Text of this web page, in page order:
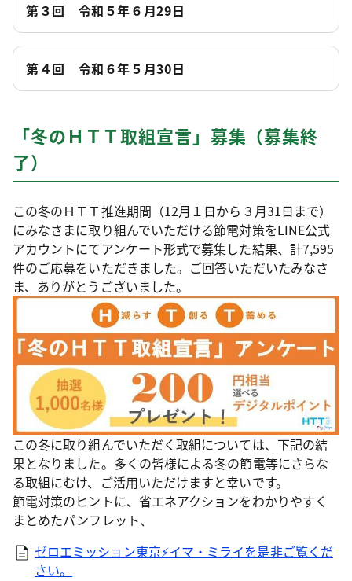
第３回 令和５年６月29日
第４回 令和６年５月30日
「冬のＨＴＴ取組宣言」募集（募集終
了）
この冬のＨＴＴ推進期間（12月１日から３月31日まで）
にみなさまに取り組んでいただける節電対策をLINE公式
アカウントにてアンケート形式で募集した結果、計7,595
件のご応募をいただきました。ご回答いただいたみなさ
ま、ありがとうございました。
この冬に取り組んでいただく取組については、下記の結
果となりました。多くの皆様による冬の節電等にさらな
る取組にむけ、ご活用いただけますと幸いです。
節電対策のヒントに、省エネアクションをわかりやすく
まとめたパンフレット、
ゼロエミッション東京⚡イマ・ミライを是非ご覧くだ
さい。